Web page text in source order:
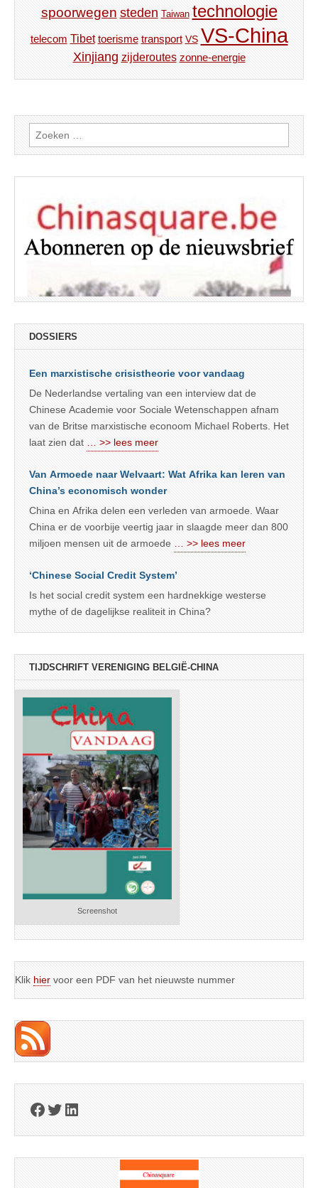
spoorwegen steden Taiwan technologie
telecom Tibet toerisme transport VS VS-China
Xinjiang zijderoutes zonne-energie
Zoeken
naar:
DOSSIERS
Een marxistische crisistheorie voor vandaag
De Nederlandse vertaling van een interview dat de
Chinese Academie voor Sociale Wetenschappen afnam
van de Britse marxistische econoom Michael Roberts. Het
laat zien dat
… >> lees meer
Van Armoede naar Welvaart: Wat Afrika kan leren van
China’s economisch wonder
China en Afrika delen een verleden van armoede. Waar
China er de voorbije veertig jaar in slaagde meer dan 800
miljoen mensen uit de armoede
… >> lees meer
‘Chinese Social Credit System’
Is het social credit system een hardnekkige westerse
mythe of de dagelijkse realiteit in China?
TIJDSCHRIFT VERENIGING BELGIË-CHINA
Screenshot
Klik hier voor een PDF van het nieuwste nummer
Facebook
Twitter
LinkedIn